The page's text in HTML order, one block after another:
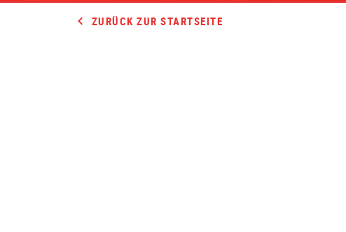
ZURÜCK ZUR STARTSEITE